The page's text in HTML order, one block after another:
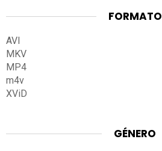
FORMATO
AVI
MKV
MP4
m4v
XViD
GÉNERO